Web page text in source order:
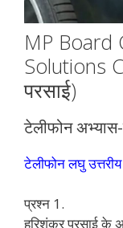
MP Board
Solutions
परसाई)
टेलीफोन
टेलीफोन लघु उत्तरीय
प्रश्न 1.
हरिशंकर परसाई के